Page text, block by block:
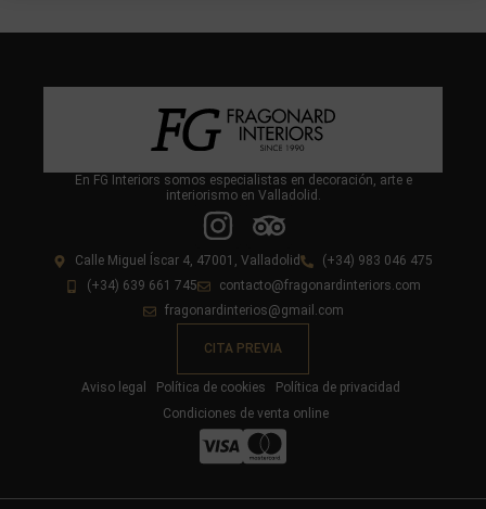
En FG Interiors somos especialistas en decoración, arte e
interiorismo en Valladolid.
Calle Miguel Íscar 4, 47001, Valladolid
(+34) 983 046 475
(+34) 639 661 745
contacto@fragonardinteriors.com
fragonardinterios@gmail.com
CITA PREVIA
Aviso legal Política de cookies
Política de privacidad
Condiciones de venta online